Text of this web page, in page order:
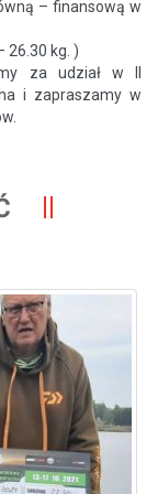
– finansową w
26.30 kg. )
za udział w II
i zapraszamy w